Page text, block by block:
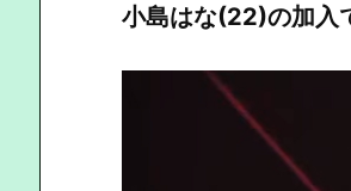
小島はな(22)の加入